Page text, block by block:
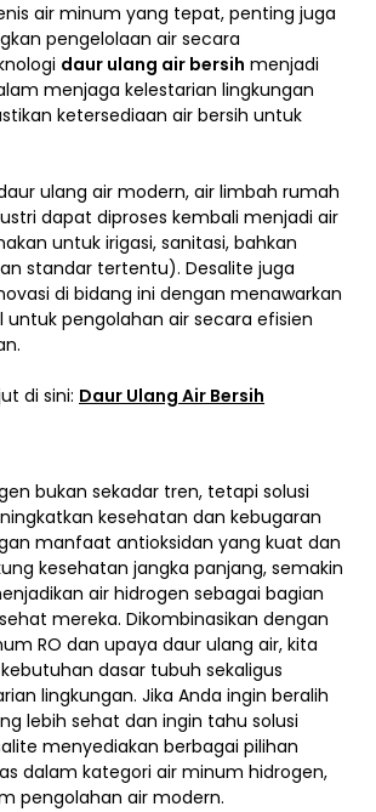
air minum yang tepat, penting juga
pengelolaan air secara
daur ulang air bersih menjadi
menjaga kelestarian lingkungan
ketersediaan air bersih untuk
ulang air modern, air limbah rumah
dapat diproses kembali menjadi air
untuk irigasi, sanitasi, bahkan
standar tertentu). Desalite juga
di bidang ini dengan menawarkan
untuk pengolahan air secara efisien
di sini: Daur Ulang Air Bersih
bukan sekadar tren, tetapi solusi
kesehatan dan kebugaran
manfaat antioksidan yang kuat dan
kesehatan jangka panjang, semakin
air hidrogen sebagai bagian
mereka. Dikombinasikan dengan
RO dan upaya daur ulang air, kita
dasar tubuh sekaligus
lingkungan. Jika Anda ingin beralih
lebih sehat dan ingin tahu solusi
menyediakan berbagai pilihan
dalam kategori air minum hidrogen,
pengolahan air modern.